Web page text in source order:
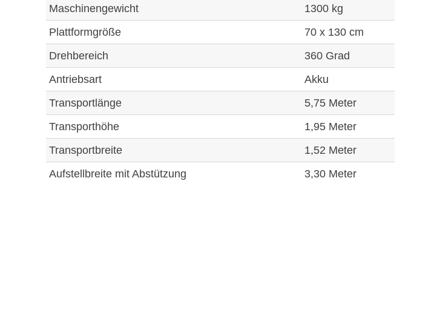
Maschinengewicht
1300 kg
Plattformgröße
70 x 130 cm
Drehbereich
360 Grad
Antriebsart
Akku
Transportlänge
5,75 Meter
Transporthöhe
1,95 Meter
Transportbreite
1,52 Meter
Aufstellbreite mit Abstützung
3,30 Meter